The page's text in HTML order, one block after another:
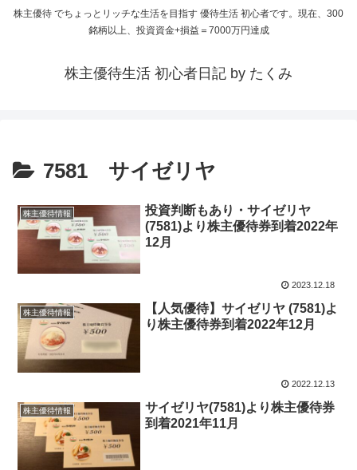
株主優待 でちょっとリッチな生活を目指す 優待生活 初心者です。現在、300
銘柄以上、投資資金+損益＝7000万円達成
株主優待生活 初心者日記 by たくみ
7581 サイゼリヤ
株主優待情報
投資判断もあり・サイゼリヤ
(7581)より株主優待券到着2022年
12月
2023.12.18
株主優待情報
【人気優待】サイゼリヤ (7581)よ
り株主優待券到着2022年12月
2022.12.13
株主優待情報
サイゼリヤ(7581)より株主優待券
到着2021年11月